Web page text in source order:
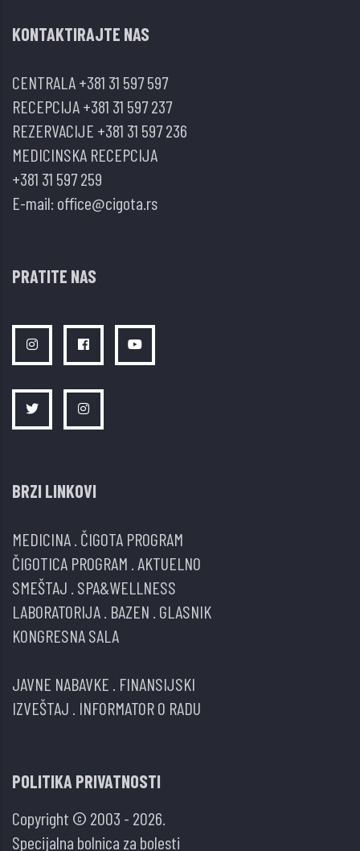
KONTAKTIRAJTE NAS
CENTRALA+381 31 597 597
RECEPCIJA+381 31 597 237
REZERVACIJE +381 31 597 236
MEDICINSKA RECEPCIJA
+381 31 597 259
E-mail: office@cigota.rs
PRATITE NAS
BRZI LINKOVI
MEDICINA ČIGOTA PROGRAM
ČIGOTICA PROGRAM AKTUELNO
SMEŠTAJ SPA&WELLNESS
LABORATORIJA BAZEN GLASNIK
KONGRESNA SALA
JAVNE NABAVKE FINANSIJSKI
IZVEŠTAJ INFORMATOR O RADU
POLITIKA PRIVATNOSTI
Copyright © 2003 - 2026.
Specijalna bolnica za bolesti